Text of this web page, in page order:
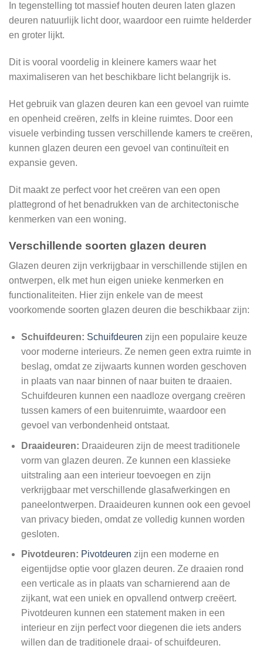
In tegenstelling tot massief houten deuren laten glazen
deuren natuurlijk licht door, waardoor een ruimte helderder
en groter lijkt.
Dit is vooral voordelig in kleinere kamers waar het
maximaliseren van het beschikbare licht belangrijk is.
Het gebruik van glazen deuren kan een gevoel van ruimte
en openheid creëren, zelfs in kleine ruimtes. Door een
visuele verbinding tussen verschillende kamers te creëren,
kunnen glazen deuren een gevoel van continuïteit en
expansie geven.
Dit maakt ze perfect voor het creëren van een open
plattegrond of het benadrukken van de architectonische
kenmerken van een woning.
Verschillende soorten glazen deuren
Glazen deuren zijn verkrijgbaar in verschillende stijlen en
ontwerpen, elk met hun eigen unieke kenmerken en
functionaliteiten. Hier zijn enkele van de meest
voorkomende soorten glazen deuren die beschikbaar zijn:
Schuifdeuren: Schuifdeuren zijn een populaire keuze
voor moderne interieurs. Ze nemen geen extra ruimte in
beslag, omdat ze zijwaarts kunnen worden geschoven
in plaats van naar binnen of naar buiten te draaien.
Schuifdeuren kunnen een naadloze overgang creëren
tussen kamers of een buitenruimte, waardoor een
gevoel van verbondenheid ontstaat.
Draaideuren: Draaideuren zijn de meest traditionele
vorm van glazen deuren. Ze kunnen een klassieke
uitstraling aan een interieur toevoegen en zijn
verkrijgbaar met verschillende glasafwerkingen en
paneelontwerpen. Draaideuren kunnen ook een gevoel
van privacy bieden, omdat ze volledig kunnen worden
gesloten.
Pivotdeuren: Pivotdeuren zijn een moderne en
eigentijdse optie voor glazen deuren. Ze draaien rond
een verticale as in plaats van scharnierend aan de
zijkant, wat een uniek en opvallend ontwerp creëert.
Pivotdeuren kunnen een statement maken in een
interieur en zijn perfect voor diegenen die iets anders
willen dan de traditionele draai- of schuifdeuren.